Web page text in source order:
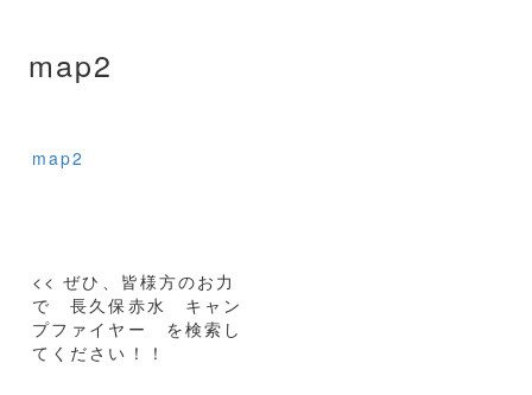
map2
map2
投
稿
ナ
ビ
<< ぜひ、皆様方のお力
で 長久保赤水 キャン
プファイヤー を検索し
てください！！